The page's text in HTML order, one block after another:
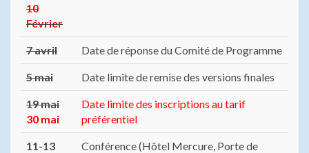
10
Février
7 avril Date de réponse du Comité de Programme
5 mai Date limite de remise des versions finales
19 mai
30 mai
Date limite des inscriptions au tarif
préférentiel
11-13
Conférence (Hôtel Mercure, Porte de